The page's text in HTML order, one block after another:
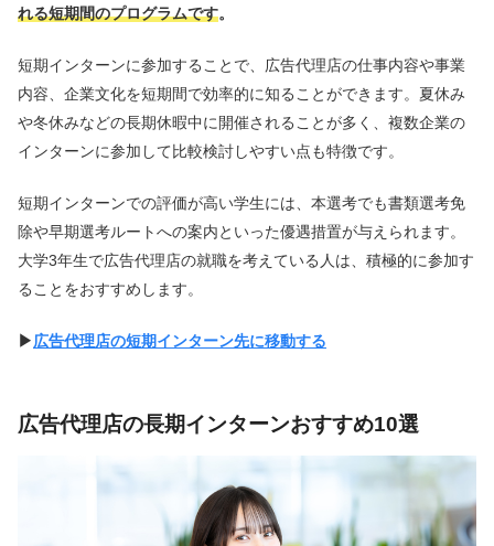
れる短期間のプログラムです。
短期インターンに参加することで、広告代理店の仕事内容や事業
内容、企業文化を短期間で効率的に知ることができます。夏休み
や冬休みなどの長期休暇中に開催されることが多く、複数企業の
インターンに参加して比較検討しやすい点も特徴です。
短期インターンでの評価が高い学生には、本選考でも書類選考免
除や早期選考ルートへの案内といった優遇措置が与えられます。
大学3年生で広告代理店の就職を考えている人は、積極的に参加す
ることをおすすめします。
▶︎広告代理店の短期インターン先に移動する
広告代理店の長期インターンおすすめ10選